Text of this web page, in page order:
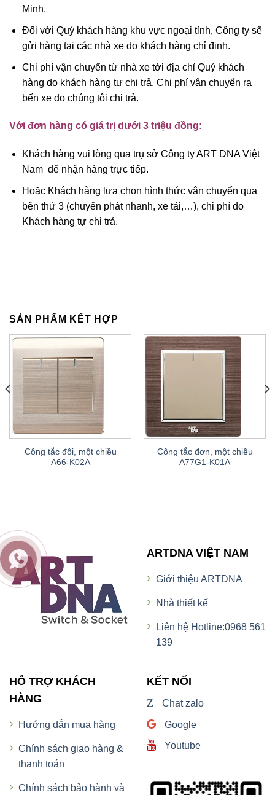
Minh.
Đối với Quý khách hàng khu vực ngoại tỉnh, Công ty sẽ
gửi hàng tại các nhà xe do khách hàng chỉ định.
Chi phí vận chuyển từ nhà xe tới địa chỉ Quý khách
hàng do khách hàng tự chi trả. Chi phí vận chuyển ra
bến xe do chúng tôi chi trả.
Với đơn hàng có giá trị dưới 3 triệu đồng:
Khách hàng vui lòng qua trụ sở Công ty ART DNA Việt
Nam để nhận hàng trực tiếp.
Hoặc Khách hàng lựa chọn hình thức vận chuyển qua
bên thứ 3 (chuyển phát nhanh, xe tải,…), chi phí do
Khách hàng tự chi trả.
SẢN PHẨM KẾT HỢP
Công tắc đôi, một chiều
A66-K02A
Công tắc đơn, một chiều
A77G1-K01A
ARTDNA VIỆT NAM
Giới thiệu ARTDNA
Nhà thiết kế
Liên hệ Hotline:0968 561
139
HỖ TRỢ KHÁCH
HÀNG
Hướng dẫn mua hàng
Chính sách giao hàng &
thanh toán
Chính sách bảo hành và
KẾT NỐI
Z Chat zalo
Google
Youtube